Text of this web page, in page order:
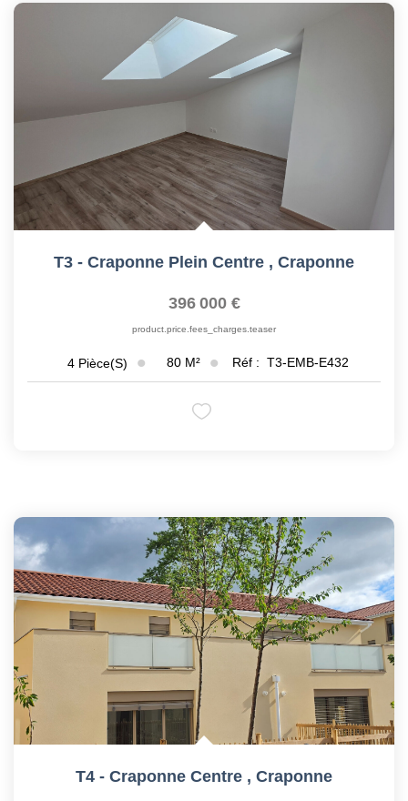
T3 - Craponne Plein Centre , Craponne
396 000 €
product.price.fees_charges.teaser
4 Pièce(s) 80 M² Réf : T3-EMB-E432
T4 - Craponne Centre , Craponne